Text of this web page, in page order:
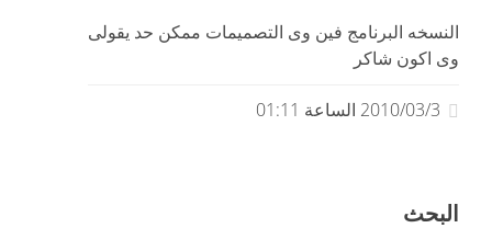
النسخه البرنامج فين وى التصميمات ممكن حد يقولى
وى اكون شاكر
2010/03/3 الساعة 01:11
البحث